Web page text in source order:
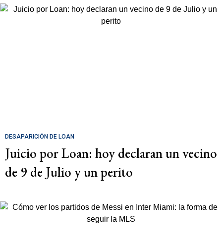
DESAPARICIÓN DE LOAN
Juicio por Loan: hoy declaran un vecino
de 9 de Julio y un perito